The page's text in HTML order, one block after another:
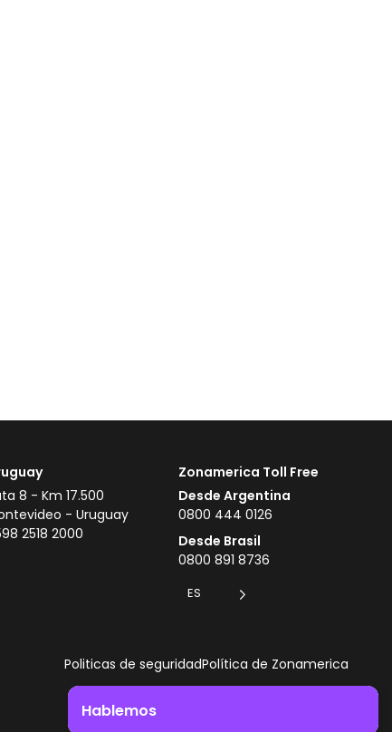
8 - Km 17.500
- Uruguay
2518 2000
Zonamerica Toll Free
Desde Argentina
0800 444 0126
Desde Brasil
0800 891 8736
ES
Politicas de seguridadPolítica de Zonamerica
Hablemos